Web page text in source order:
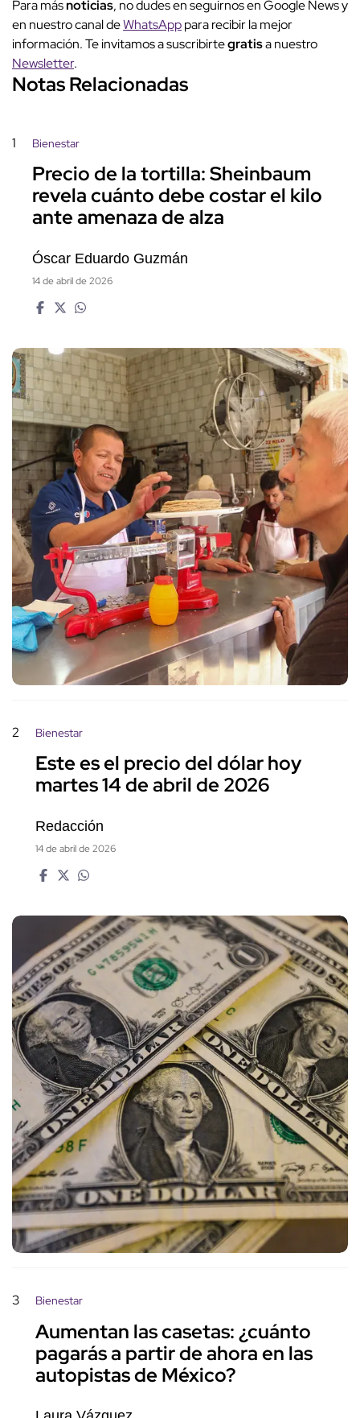
Para másnoticias, no dudes en seguirnos en Google News y
en nuestro canal deWhatsApppara recibir la mejor
información. Te invitamos a suscribirtegratisa nuestro
Newsletter.
Notas Relacionadas
1 Bienestar
Precio de la tortilla: Sheinbaum
revela cuánto debe costar el kilo
ante amenaza de alza
Óscar Eduardo Guzmán
14 de abril de 2026
2 Bienestar
Este es el precio del dólar hoy
martes 14 de abril de 2026
Redacción
14 de abril de 2026
3 Bienestar
Aumentan las casetas: ¿cuánto
pagarás a partir de ahora en las
autopistas de México?